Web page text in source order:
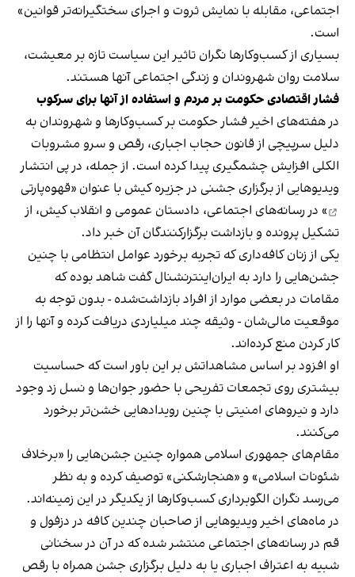
اجتماعی، مقابله با نمایش ثروت و اجرای سختگیرانه‌تر قوانین»
است.
بسیاری از کسب‌وکارها نگران تاثیر این سیاست‌ تازه بر معیشت،
سلامت روان شهروندان و زندگی اجتماعی آنها هستند.
فشار اقتصادی حکومت بر مردم و استفاده از آنها برای سرکوب
در هفته‌های اخیر فشار حکومت بر کسب‌وکارها و شهروندان به
دلیل سرپیچی از قانون حجاب اجباری، رقص و سرو مشروبات
الکلی افزایش چشمگیری پیدا کرده است. از جمله، در پی انتشار
ویدیوهایی از برگزاری جشنی در جزیره کیش با عنوان «قهوه‌پارتی
» در رسانه‌های اجتماعی، دادستان عمومی و انقلاب کیش، از
تشکیل پرونده و بازداشت برگزارکنندگان آن خبر داد.
یکی از زنان کافه‌داری که تجربه برخورد عوامل انتظامی با چنین
جشن‌هایی را دارد به ایران‌اینترنشنال گفت شاهد بوده که
مقامات در بعضی موارد از افراد بازداشت‌‌شده - بدون توجه به
موقعیت مالی‌شان - وثیقه چند میلیاردی دریافت کرده و آنها را از
کار کردن منع کرده‌اند.
او افزود بر اساس مشاهداتش بر این باور است که حساسیت
بیشتری روی تجمعات تفریحی با حضور جوان‌ها و نسل زد وجود
دارد و نیروهای امنیتی با چنین رویدادهایی خشن‌تر برخورد
می‌کنند.
مقام‌های جمهوری اسلامی همواره چنین جشن‌هایی را «برخلاف
شئونات اسلامی» و «هنجارشکنی» توصیف کرده و به نظر
می‌رسد نگران الگوبرداری کسب‌وکارها از یکدیگر در این زمینه‌اند.
در ماه‌های اخیر ویدیوهایی از صاحبان چندین کافه در دزفول و
قم در رسانه‌های اجتماعی منتشر شده که در آن در سخنانی
شبیه به اعتراف اجباری یا به دلیل برگزاری جشن همراه با رقص